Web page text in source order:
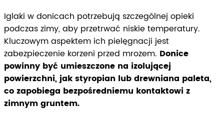
Iglaki w donicach potrzebują szczególnej opieki
podczas zimy, aby przetrwać niskie temperatury.
Kluczowym aspektem ich pielęgnacji jest
zabezpieczenie korzeni przed mrozem. Donice
powinny być umieszczone na izolującej
powierzchni, jak styropian lub drewniana paleta,
co zapobiega bezpośredniemu kontaktowi z
zimnym gruntem.